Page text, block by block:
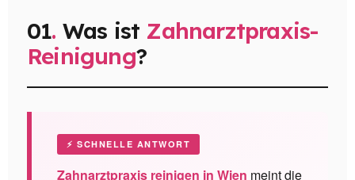
01. Was ist Zahnarztpraxis-
Reinigung?
⚡ SCHNELLE ANTWORT
Zahnarztpraxis reinigen in Wien meint die